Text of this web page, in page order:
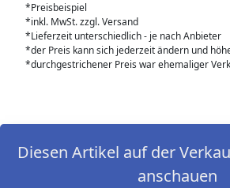
*Preisbeispiel
*inkl. MwSt. zzgl. Versand
*Lieferzeit unterschiedlich - je nach Anbieter
*der Preis kann sich jederzeit ändern und
*durchgestrichener Preis war ehemaliger
Diesen Artikel auf der
anschauen